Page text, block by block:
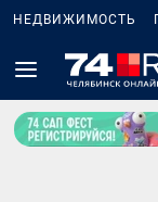
НЕДВИЖИМОСТЬ